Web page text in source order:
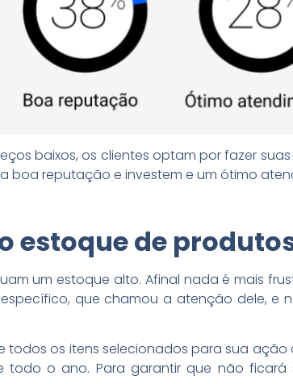
baixos, os clientes optam por fazer
boa reputação e investem e um ótimo
estoque de
um estoque alto. Afinal nada é mais
que chamou a atenção dele, e
os itens selecionados para sua ação
o ano. Para garantir que não ficará